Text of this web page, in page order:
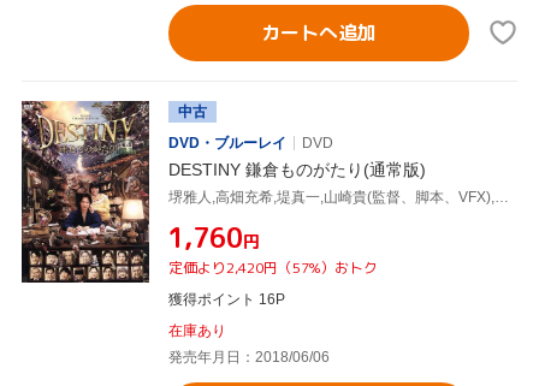
カートへ追加
中古
DVD・ブルーレイ
DVD
DESTINY 鎌倉ものがたり(通常版)
¥1,760円
定価より2,420円（57%）おトク
獲得ポイント 16P
在庫あり
発売年月日：2018/06/06